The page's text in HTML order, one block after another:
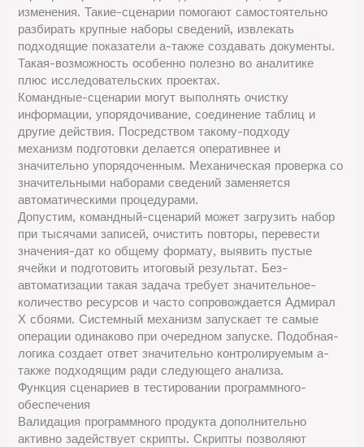
изменения. Такие-сценарии помогают самостоятельно
разбирать крупные наборы сведений, извлекать
подходящие показатели а-также создавать документы.
Такая-возможность особенно полезно во аналитике
плюс исследовательских проектах.
Командные-сценарии могут выполнять очистку
информации, упорядочивание, соединение таблиц и
другие действия. Посредством такому-подходу
механизм подготовки делается оперативнее и
значительно упорядоченным. Механическая проверка со
значительными наборами сведений заменяется
автоматическими процедурами.
Допустим, командный-сценарий может загрузить набор
при тысячами записей, очистить повторы, перевести
значения-дат ко общему формату, выявить пустые
ячейки и подготовить итоговый результат. Без-
автоматизации такая задача требует значительное-
количество ресурсов и часто сопровождается Адмирал
Х сбоями. Системный механизм запускает те самые
операции одинаково при очередном запуске. Подобная-
логика создает ответ значительно контролируемым а-
также подходящим ради следующего анализа.
Функция сценариев в тестировании программного-
обеспечения
Валидация программного продукта дополнительно
активно задействует скрипты. Скрипты позволяют